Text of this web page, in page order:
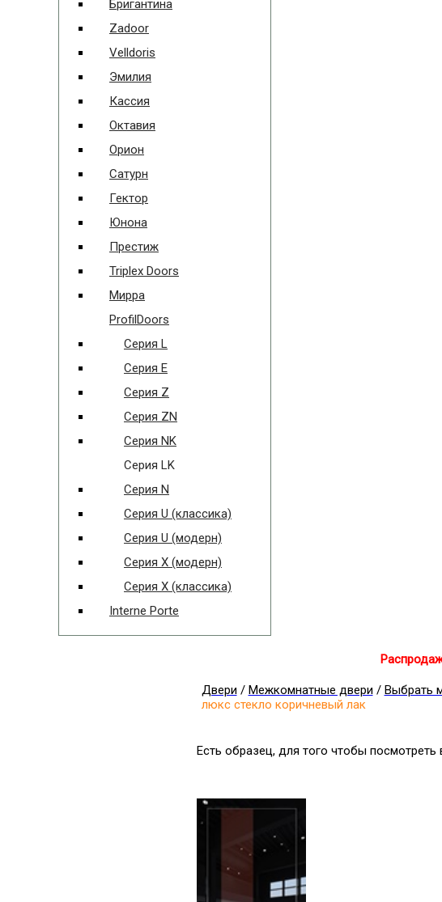
Бригантина
Zadoor
Velldoris
Эмилия
Кассия
Октавия
Орион
Сатурн
Гектор
Юнона
Престиж
Triplex Doors
Мирра
ProfilDoors
Серия L
Серия E
Серия Z
Серия ZN
Серия NK
Серия LK
Серия N
Серия U (классика)
Серия U (модерн)
Серия X (модерн)
Серия X (классика)
Interne Porte
Двери / Межкомнатные двери / Выбрать
люкс стекло коричневый лак
Есть образец, для того чтобы посмотреть